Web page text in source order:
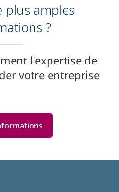
plus amples
?
l'expertise de
votre entreprise